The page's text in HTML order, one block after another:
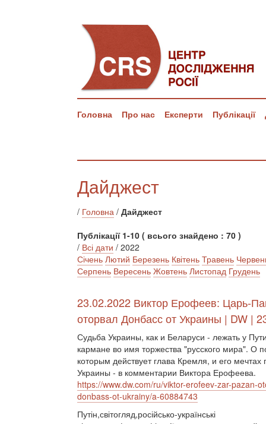
Головна Про нас Експерти Публікації
Дайджест
/ Головна / Дайджест
Публікації 1-10 ( всього знайдено : 70 )
/ Всі дати / 2022
Січень Лютий Березень Квітень Травень
Серпень Вересень Жовтень Листопад Грудень
23.02.2022 Виктор Ерофеев: Царь-
оторвал Донбасс от Украины | DW |
Судьба Украины, как и Беларуси - лежать у
кармане во имя торжества "русского мира". О
которым действует глава Кремля, и его мечтах
Украины - в комментарии Виктора Ерофеева.
https://www.dw.com/ru/viktor-erofeev-zar-pazan-
donbass-ot-ukrainy/a-60884743
Путін,світогляд,російсько-українські